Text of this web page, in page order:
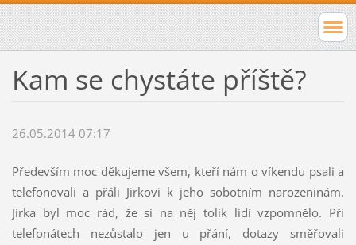
Kam se chystáte příště?
26.05.2014 07:17
Především moc děkujeme všem, kteří nám o víkendu psali a
telefonovali a přáli Jirkovi k jeho sobotním narozeninám.
Jirka byl moc rád, že si na něj tolik lidí vzpomnělo. Při
telefonátech nezůstalo jen u přání, dotazy směřovali